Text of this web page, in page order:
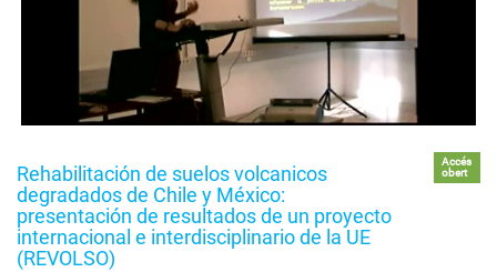
Rehabilitación de suelos volcanicos
degradados de Chile y México:
presentación de resultados de un proyecto
internacional e interdisciplinario de la UE
(REVOLSO)
Accés
obert